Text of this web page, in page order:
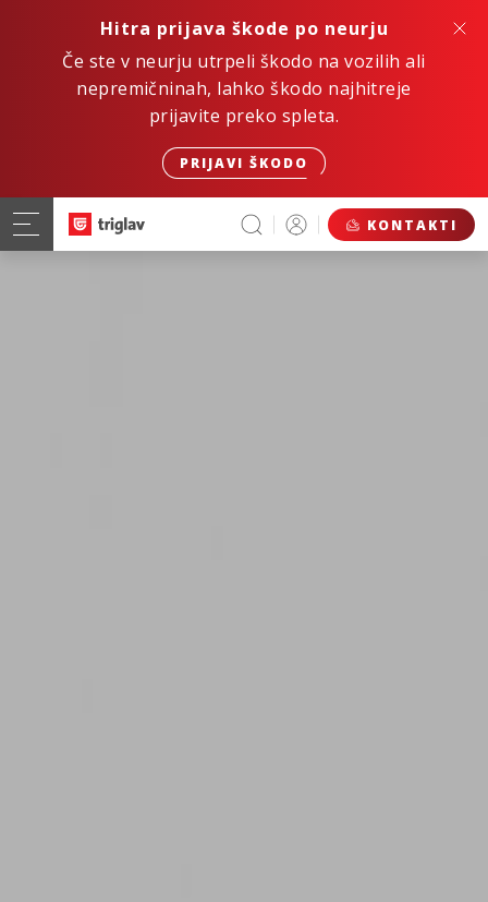
Hitra prijava škode po neurju
Če ste v neurju utrpeli škodo na vozilih ali
nepremičninah, lahko škodo najhitreje
prijavite preko spleta.
PRIJAVI ŠKODO
KONTAKTI